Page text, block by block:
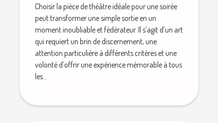
Choisir la pièce de théâtre idéale pour une soirée
peut transformer une simple sortie en un
moment inoubliable et fédérateur. Il s’agit d’un art
qui requiert un brin de discernement, une
attention particulière à différents critères et une
volonté d’offrir une expérience mémorable à tous
les...